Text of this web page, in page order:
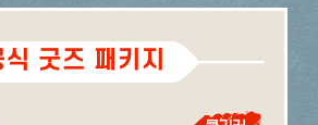
식 굿즈 패키지